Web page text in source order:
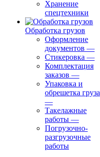
Хранение
спецтехники
Обработка грузов
Оформление
документов —
Стикеровка —
Комплектация
заказов —
Упаковка и
обрешетка груза
—
Такелажные
работы —
Погрузочно-
разгрузочные
работы